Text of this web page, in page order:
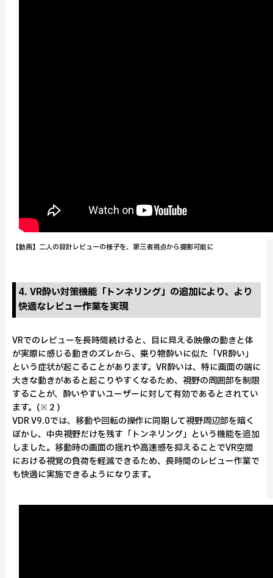
【動画】二人の設計レビューの様子を、第三者視点から撮影可能に
4. VR酔い対策機能「トンネリング」の追加により、より
快適なレビュー作業を実現
VRでのレビューを長時間続けると、目に見える映像の動きと体
が実際に感じる動きのズレから、乗り物酔いに似た「VR酔い」
という症状が起こることがあります。VR酔いは、特に画面の端に
大きな動きがあると起こりやすくなるため、視野の周囲部を制限
することが、酔いやすいユーザーに対して有効であるとされてい
ます。(※２)
VDR V9.0では、移動や回転の操作に同期して視野周辺部を暗く
ぼかし、中央視野だけを残す「トンネリング」という機能を追加
しました。移動時の画面の揺れや高速感を抑えることでVR空間
における視覚の負荷を軽減できるため、長時間のレビュー作業で
も快適に実施できるようになります。